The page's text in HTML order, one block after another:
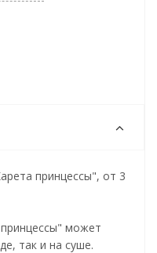
принцессы", от 3
может
так и на суше.